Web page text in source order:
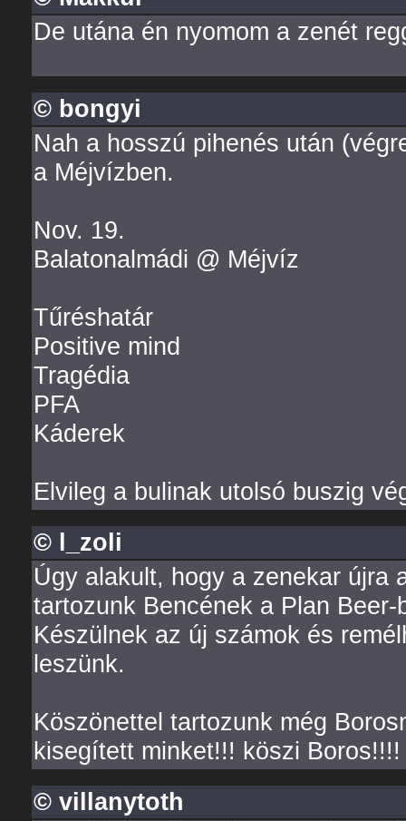
De utána én nyomom a zenét
© bongyi
Nah a hosszú pihenés után
a Méjvízben.
Nov. 19.
Balatonalmádi @ Méjvíz
Tűréshatár
Positive mind
Tragédia
PFA
Káderek
Elvileg a bulinak utolsó buszig
© l_zoli
Úgy alakult, hogy a zenekar újra
tartozunk Bencének a Plan
Készülnek az új számok és
leszünk.
Köszönettel tartozunk még
kisegített minket!!! köszi
© villanytoth